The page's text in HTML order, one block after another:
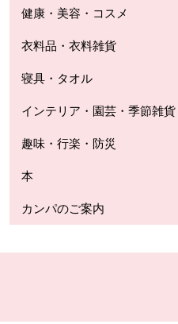
健康・美容・コスメ
衣料品・衣料雑貨
寝具・タオル
インテリア・園芸・季節雑貨
趣味・行楽・防災
本
カンパのご案内